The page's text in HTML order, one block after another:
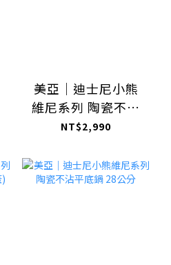
美亞｜迪士尼小熊
維尼系列 陶瓷不沾
單柄湯鍋18公分
NT$2,990